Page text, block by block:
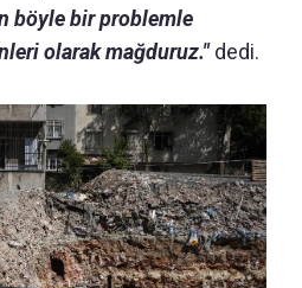
böyle bir problemle
olarak mağduruz."dedi.